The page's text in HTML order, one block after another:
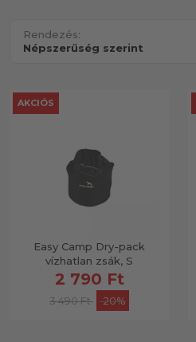
Rendezés:
Easy Camp Dry-pack
vízhatlan zsák, S
AKCIÓS
2 790 Ft
3 490 Ft -20%